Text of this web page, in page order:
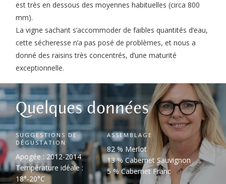
est très en dessous des moyennes habituelles (circa 800
mm).
La vigne sachant s’accommoder de faibles quantités d’eau,
cette sécheresse n’a pas posé de problèmes, et nous a
donné des raisins très concentrés, d’une maturité
exceptionnelle.
Quelques données
SUGGESTIONS DE
DÉGUSTATION
Apogée : 2012-2014
Température idéale :
18°-20°C
ASSEMBLAGE
82 % Merlot
13 % Cabernet Sauvignon
5 % Cabernet Franc